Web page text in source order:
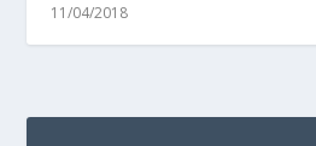
11/04/2018